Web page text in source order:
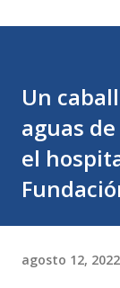
Un
aguas
el
agosto 12, 2022